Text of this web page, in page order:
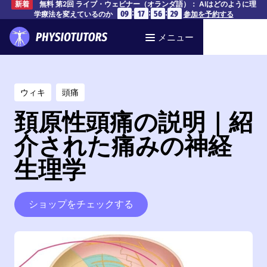
新着
無料 第2回 ライブ・ウェビナー（オランダ語）： AIはどのように理
学療法を変えているのか
09 : 17 : 56 : 28 参加を予約する
メニュー
ウィキ 頭痛
頚原性頭痛の説明｜紹
介された痛みの神経
生理学
ショップをチェックする